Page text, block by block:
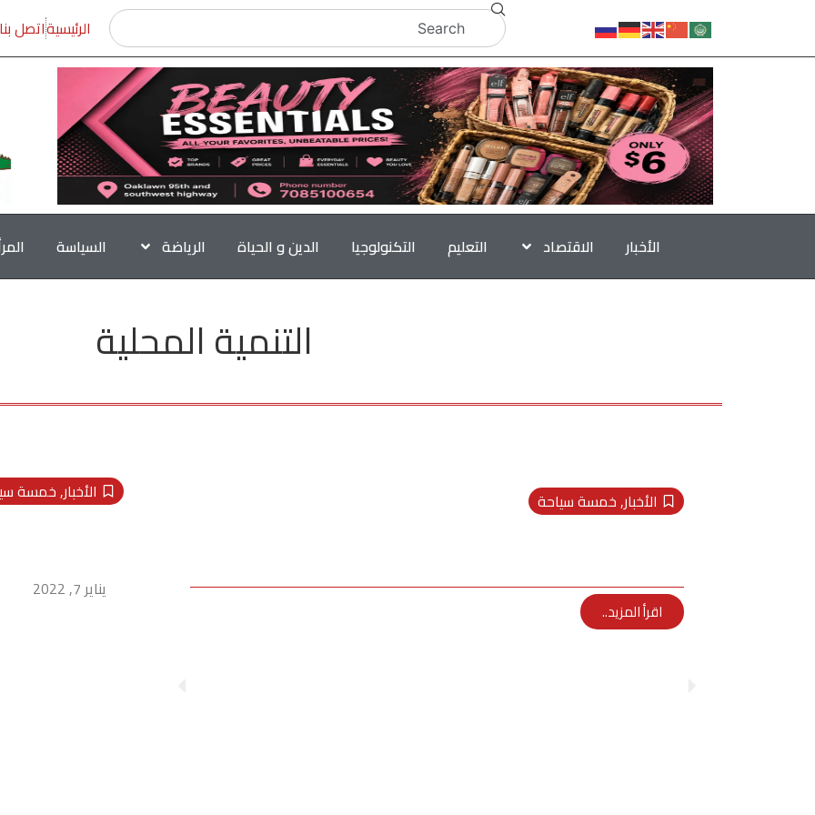
الرئيسيةاتصل بنا
الأخبار الاقتصاد التعليم التكنولوجيا الدين و الحياة الرياضة السياسة
التنمية المحلية
الأخبار,خمسة سياحة
التنمية المحلية تتابع استعدادات شرم الشيخ لوفود
اقرأ المزيد..
الأخبار,خمسة
التنمية المحلية
يناير 7, 2022